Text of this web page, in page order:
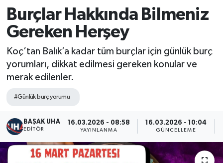
Burçlar Hakkında Bilmeniz
Gereken Herşey
Koç’tan Balık’a kadar tüm burçlar için günlük burç
yorumları, dikkat edilmesi gereken konular ve
merak edilenler.
#Günlük burç yorumu
BAŞAK UHA
EDITÖR
16.03.2026 - 08:58
YAYINLANMA
16.03.2026 - 10:04
GÜNCELLEME
Magazin
Siyaset
Spor
Yaşam
Trafik Durumu
Süper Lig Puan Durumu ve Fikstür
Tüm Manşetler
Son Dakika Haberleri
Haber Arşivi